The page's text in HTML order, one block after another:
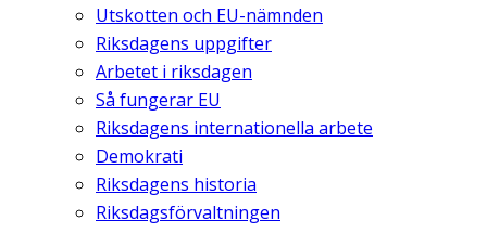
Utskotten och EU-nämnden
Riksdagens uppgifter
Arbetet i riksdagen
Så fungerar EU
Riksdagens internationella arbete
Demokrati
Riksdagens historia
Riksdagsförvaltningen